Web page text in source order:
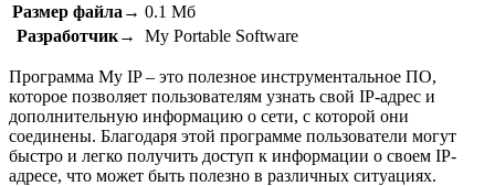
Размер файла→ 0.1 Мб
Разработчик→
My Portable Software
Программа My IP – это полезное инструментальное ПО,
которое позволяет пользователям узнать свой IP-адрес и
дополнительную информацию о сети, с которой они
соединены. Благодаря этой программе пользователи могут
быстро и легко получить доступ к информации о своем IP-
адресе, что может быть полезно в различных ситуациях.